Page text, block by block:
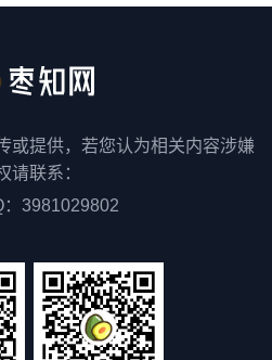
或提供，若您认为相关内容涉嫌
请联系：
：3981029802